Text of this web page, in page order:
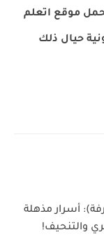
موقع اتعلم
حيال ذلك
أسرار مذهلة
والتنحيف!